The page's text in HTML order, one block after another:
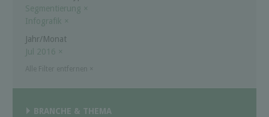
Segmentierung ×
Infografik ×
Jahr/Monat
Jul 2016 ×
BRANCHE & THEMA